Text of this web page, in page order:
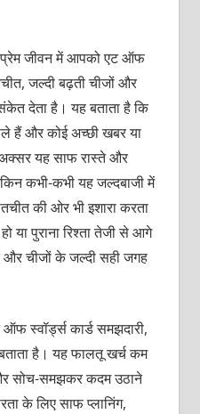
प्रेम जीवन में आपको एट ऑफ
जल्दी बढ़ती चीजों और
देता है। यह बताता है कि
हैं और कोई अच्छी खबर या
यह साफ रास्ते और
कभी-कभी यह जल्दबाजी में
की ओर भी इशारा करता
या पुराना रिश्ता तेजी से आगे
और चीजों के जल्दी सही जगह
स्वॉर्ड्स कार्ड समझदारी,
है। यह फालतू खर्च कम
समझकर कदम उठाने
के लिए साफ प्लानिंग,